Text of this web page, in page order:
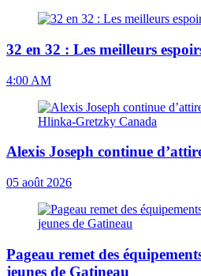
32 en 32 : Les meilleurs
4:00 AM
Alexis Joseph continue
05 août 2026
Pageau remet des
jeunes de Gatineau